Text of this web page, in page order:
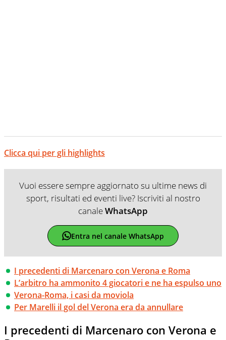
Clicca qui per gli highlights
Vuoi essere sempre aggiornato su ultime news di
sport, risultati ed eventi live? Iscriviti al nostro
canaleWhatsApp
Entra nel canale WhatsApp
I precedenti di Marcenaro con Verona e Roma
L’arbitro ha ammonito 4 giocatori e ne ha espulso uno
Verona-Roma, i casi da moviola
Per Marelli il gol del Verona era da annullare
I precedenti di Marcenaro con Verona e